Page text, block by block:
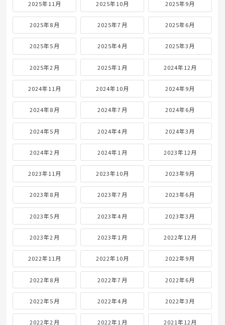
2025年11月 2025年10月 2025年9月
2025年8月 2025年7月 2025年6月
2025年5月 2025年4月 2025年3月
2025年2月 2025年1月 2024年12月
2024年11月 2024年10月 2024年9月
2024年8月 2024年7月 2024年6月
2024年5月 2024年4月 2024年3月
2024年2月 2024年1月 2023年12月
2023年11月 2023年10月 2023年9月
2023年8月 2023年7月 2023年6月
2023年5月 2023年4月 2023年3月
2023年2月 2023年1月 2022年12月
2022年11月 2022年10月 2022年9月
2022年8月 2022年7月 2022年6月
2022年5月 2022年4月 2022年3月
2022年2月 2022年1月 2021年12月